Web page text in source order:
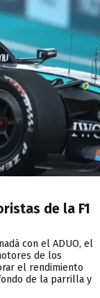
de la F1
con el ADUO, el
de los
el rendimiento
de la parrilla y